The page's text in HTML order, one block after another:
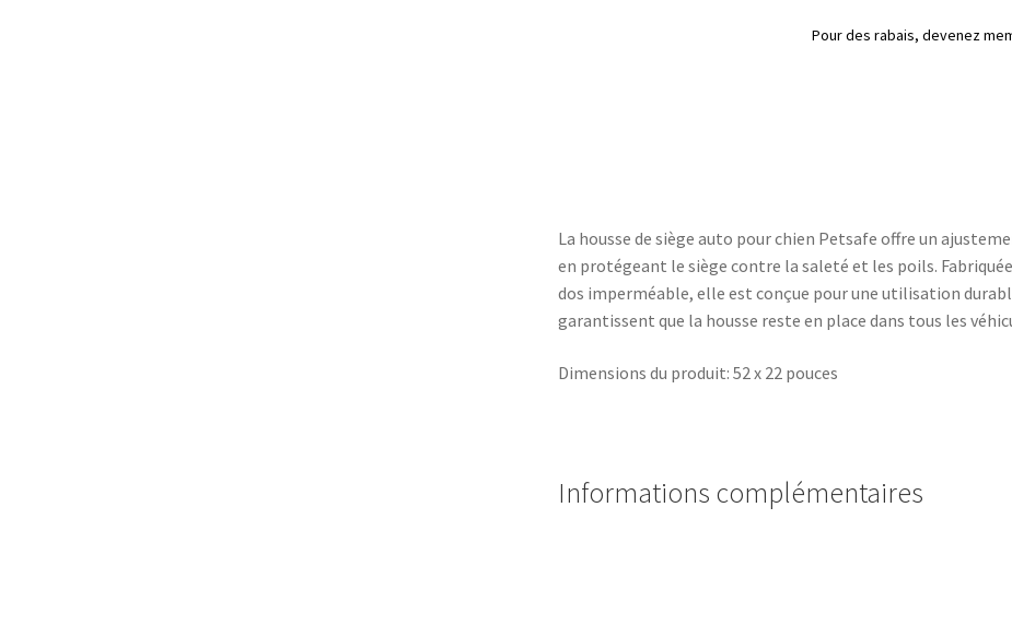
Pour des rabais, devenez
La housse de siège auto pour chien Petsafe offre un
en protégeant le siège contre la saleté et les poils.
dos imperméable, elle est conçue pour une utilisation
garantissent que la housse reste en place dans tous les
Dimensions du produit: 52 x 22 pouces
Informations complémentaires